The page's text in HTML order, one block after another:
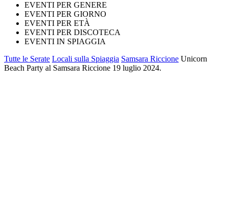
EVENTI PER GENERE
EVENTI PER GIORNO
EVENTI PER ETÀ
EVENTI PER DISCOTECA
EVENTI IN SPIAGGIA
Tutte le Serate Locali sulla Spiaggia Samsara Riccione Unicorn
Beach Party al Samsara Riccione 19 luglio 2024.